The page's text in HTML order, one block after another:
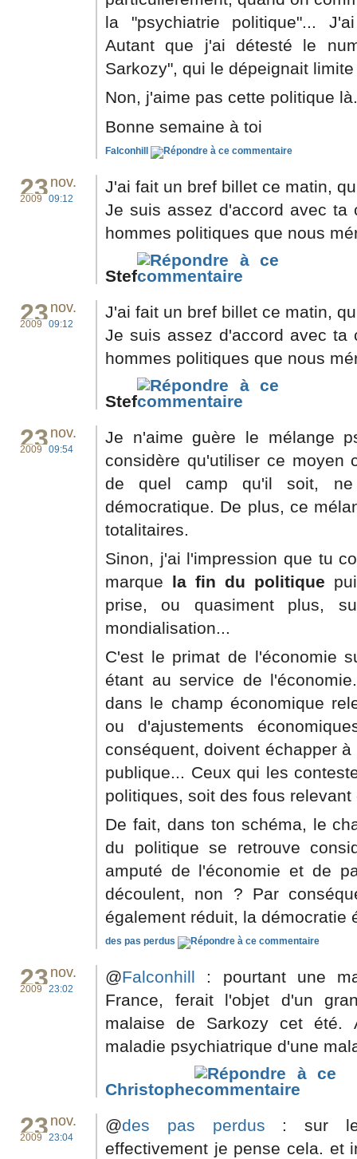
la "psychiatrie politique"...
Autant que j'ai détesté le
Sarkozy", qui le dépeignait
Non, j'aime pas cette politique
Bonne semaine à toi
Falconhill
23 nov.
2009 09:12
J'ai fait un bref billet ce matin,
Je suis assez d'accord avec ta
hommes politiques que nous
Stef
23 nov.
2009 09:12
J'ai fait un bref billet ce matin,
Je suis assez d'accord avec ta
hommes politiques que nous
Stef
23 nov.
2009 09:54
Je n'aime guère le mélange
considère qu'utiliser ce moyen
de quel camp qu'il soit,
démocratique. De plus, ce
totalitaires.
Sinon, j'ai l'impression que tu
marque la fin du politique
prise, ou quasiment plus,
mondialisation...
C'est le primat de l'économie
étant au service de
dans le champ économique
ou d'ajustements
conséquent, doivent échapper
publique... Ceux qui les
politiques, soit des fous
De fait, dans ton schéma, le
du politique se retrouve
amputé de l'économie et de
découlent, non ? Par
également réduit, la démocratie
des pas perdus
23 nov.
2009 23:02
@Falconhill : pourtant une
France, ferait l'objet d'un
malaise de Sarkozy cet été.
maladie psychiatrique d'une
Christophe
23 nov.
2009 23:04
@des pas perdus : sur le
effectivement je pense cela. et